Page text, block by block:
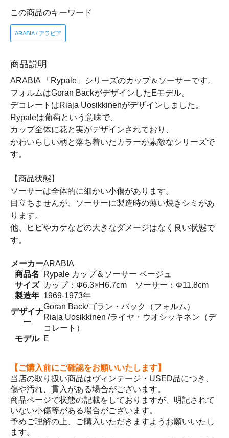
この商品のキーワード
ARABIA / アラビア
商品説明
ARABIA 「Rypale」シリーズのカップ＆ソーサーです。
フォルムはGoran BackがデザインしたEモデル。
デコレートはRiaja Uosikkinenがデザインしました。
Rypaleは葡萄という意味で、
カップ全体に花と実がデザインされており、
かわいらしい柄と落ち着いたカラーが素敵なシリーズで
す。
【商品状態】
ソーサーは全体的に細かい小傷があります。
目立ちませんが、ソーサーに製造時の薄い焼きシミがあ
ります。
他、ヒビやカケなどの大きなダメージはなく良い状態で
す。
メーカーARABIA
商品名
Rypale カップ＆ソーサー ベージュ
サイズ
カップ：Φ6.3×H6.7cm ソーサー：Φ11.8cm
製造年 1969-1973年
デザイナ
ー
Goran Back/ゴラン・バック（フォルム）
Riaja Uosikkinen /ライヤ・ウオシッキネン（デ
コレート）
モデル
E
【ご購入前にご確認をお願いいたします】
当店の取り扱い商品はヴィンテージ・USED品につき、
傷や汚れ、貫入がある場合がございます。
商品ページで状態の記載をしておりますが、明記されて
いない小傷等がある場合がございます。
予めご理解の上、ご購入いただきますようお願いいたし
ます。